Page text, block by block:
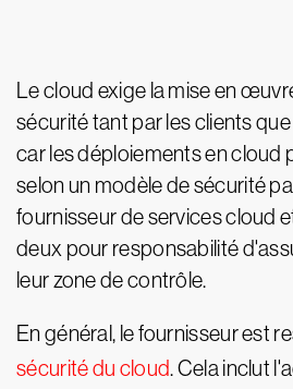
Le cloud exige la mise en
sécurité tant par les clients
car les déploiements en cloud
selon un modèle de sécurité
fournisseur de services cloud
deux pour responsabilité
leur zone de contrôle.
En général, le fournisseur est
sécurité du cloud. Cela inclut